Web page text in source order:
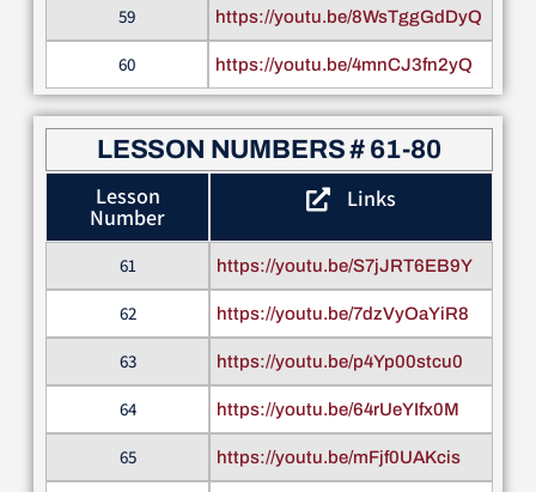
59 https://youtu.be/8WsTggGdDyQ
60 https://youtu.be/4mnCJ3fn2yQ
LESSON NUMBERS # 61-80
Lesson
Number
Links
61 https://youtu.be/S7jJRT6EB9Y
62 https://youtu.be/7dzVyOaYiR8
63 https://youtu.be/p4Yp00stcu0
64 https://youtu.be/64rUeYIfx0M
65 https://youtu.be/mFjf0UAKcis